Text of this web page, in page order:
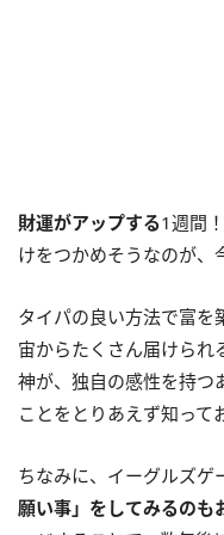
財運がアップする1週間
けをつかめそうなのが、
タイパの良い方法で富を
宙からたくさん届けら
神が、独自の感性を持つ
ことをとりあえず知っ
ちなみに、イーグルズゲ
願い事」をしてみるのも